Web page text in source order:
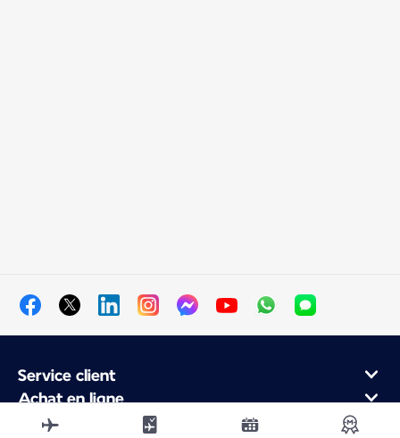
Service client
Achat en ligne
Programme de fidélité et partenaires